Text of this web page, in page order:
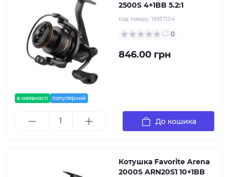
в наявності популярний
2500S 4+1BB 5.2:1
Код товару: 16937104
0
846.00 грн
До кошика
Котушка Favorite Arena
2000S ARN20S1 10+1BB